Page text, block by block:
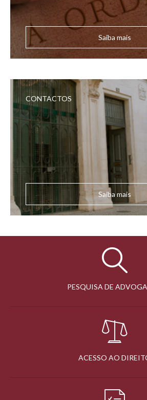
Saiba mais
CONTACTOS
Saiba mais
PESQUISA DE
ACESSO AO